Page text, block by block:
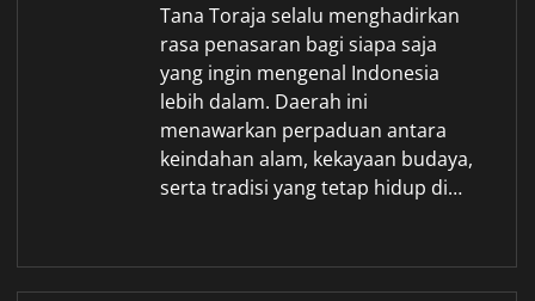
Tana Toraja selalu menghadirkan
rasa penasaran bagi siapa saja
yang ingin mengenal Indonesia
lebih dalam. Daerah ini
menawarkan perpaduan antara
keindahan alam, kekayaan budaya,
serta tradisi yang tetap hidup di…